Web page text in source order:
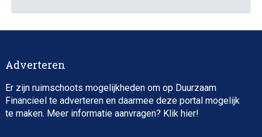
Adverteren
Er zijn ruimschoots mogelijkheden om op Duurzaam
Financieel te adverteren en daarmee deze portal mogelijk
te maken. Meer informatie aanvragen? Klik hier!